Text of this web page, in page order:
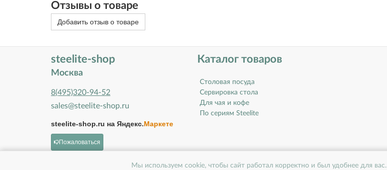
Мы используем cookie, чтобы сайт работал корректно и был удобнее для вас.
Отзывы о товаре
Добавить отзыв о товаре
steelite-shop
Москва
8(495)320-94-52
sales@steelite-shop.ru
steelite-shop.ru на Яндекс.Маркете
Пожаловаться
Каталог товаров
Столовая посуда
Сервировка стола
Для чая и кофе
По сериям Steelite